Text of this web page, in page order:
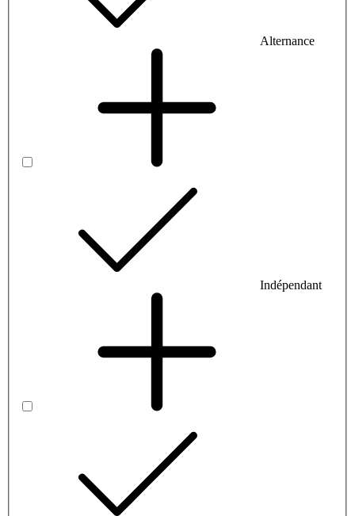
Alternance
Indépendant